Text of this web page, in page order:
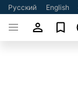
English
Русский